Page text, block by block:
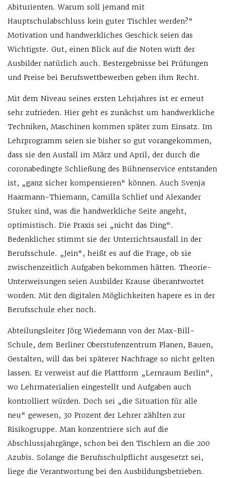
Abiturienten. Warum soll jemand mit
Hauptschulabschluss kein guter Tischler werden?“
Motivation und handwerkliches Geschick seien das
Wichtigste. Gut, einen Blick auf die Noten wirft der
Ausbilder natürlich auch. Bestergebnisse bei Prüfungen
und Preise bei Berufswettbewerben geben ihm Recht.
Mit dem Niveau seines ersten Lehrjahres ist er erneut
sehr zufrieden. Hier geht es zunächst um handwerkliche
Techniken, Maschinen kommen später zum Einsatz. Im
Lehrprogramm seien sie bisher so gut vorangekommen,
dass sie den Ausfall im März und April, der durch die
coronabedingte Schließung des Bühnenservice entstanden
ist, „ganz sicher kompensieren“ können. Auch Svenja
Haarmann-Thiemann, Camilla Schlief und Alexander
Stuker sind, was die handwerkliche Seite angeht,
optimistisch. Die Praxis sei „nicht das Ding“.
Bedenklicher stimmt sie der Unterrichtsausfall in der
Berufsschule. „Jein“, heißt es auf die Frage, ob sie
zwischenzeitlich Aufgaben bekommen hätten. Theorie-
Unterweisungen seien Ausbilder Krause überantwortet
worden. Mit den digitalen Möglichkeiten hapere es in der
Berufsschule eher noch.
Abteilungsleiter Jörg Wiedemann von der Max-Bill-
Schule, dem Berliner Oberstufenzentrum Planen, Bauen,
Gestalten, will das bei späterer Nachfrage so nicht gelten
lassen. Er verweist auf die Plattform „Lernraum Berlin“,
wo Lehrmaterialien eingestellt und Aufgaben auch
kontrolliert würden. Doch sei „die Situation für alle
neu“ gewesen, 30 Prozent der Lehrer zählten zur
Risikogruppe. Man konzentriere sich auf die
Abschlussjahrgänge, schon bei den Tischlern an die 200
Azubis. Solange die Berufsschulpflicht ausgesetzt sei,
liege die Verantwortung bei den Ausbildungsbetrieben.